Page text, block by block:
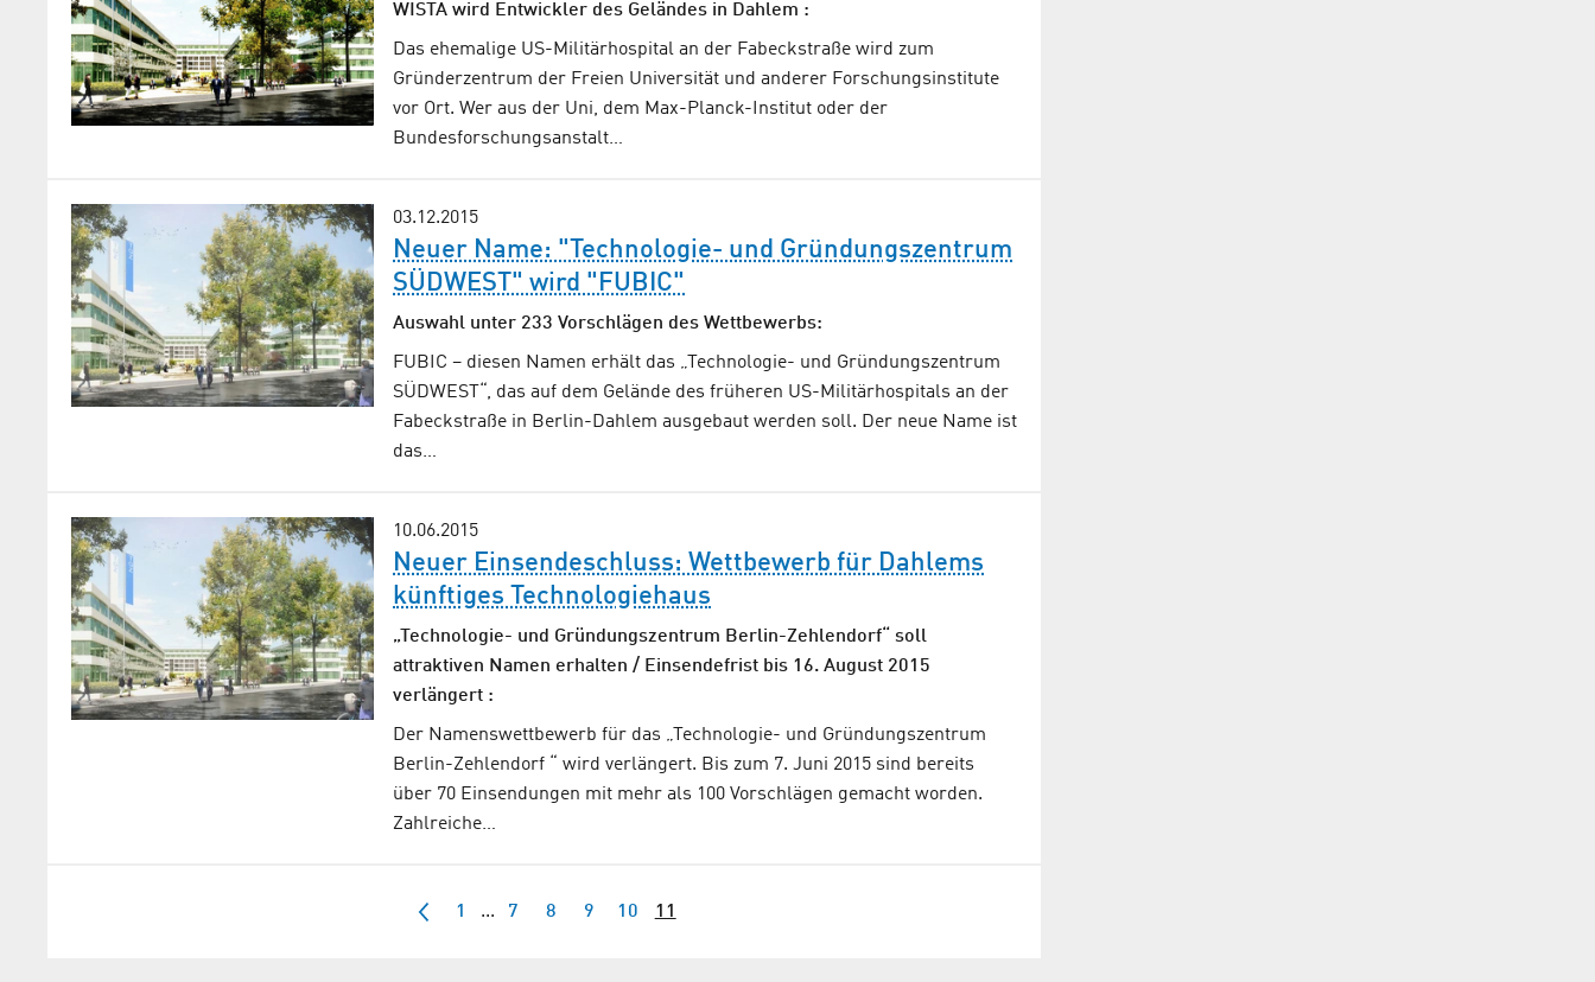
WISTA wird Entwickler des Geländes in Dahlem :
Das ehemalige US-Militärhospital an der Fabeckstraße wird zum
Gründerzentrum der Freien Universität und anderer Forschungsinstitute
vor Ort. Wer aus der Uni, dem Max-Planck-Institut oder der
Bundesforschungsanstalt…
03.12.2015
Neuer Name: "Technologie- und Gründungszentrum
SÜDWEST" wird "FUBIC"
Auswahl unter 233 Vorschlägen des Wettbewerbs:
FUBIC – diesen Namen erhält das „Technologie- und Gründungszentrum
SÜDWEST“, das auf dem Gelände des früheren US-Militärhospitals an der
Fabeckstraße in Berlin-Dahlem ausgebaut werden soll. Der neue Name ist
das…
10.06.2015
Neuer Einsendeschluss: Wettbewerb für Dahlems
künftiges Technologiehaus
„Technologie- und Gründungszentrum Berlin-Zehlendorf“ soll
attraktiven Namen erhalten / Einsendefrist bis 16. August 2015
verlängert :
Der Namenswettbewerb für das „Technologie- und Gründungszentrum
Berlin-Zehlendorf “ wird verlängert. Bis zum 7. Juni 2015 sind bereits
über 70 Einsendungen mit mehr als 100 Vorschlägen gemacht worden.
Zahlreiche…
1 ... 7 8 9 10 11